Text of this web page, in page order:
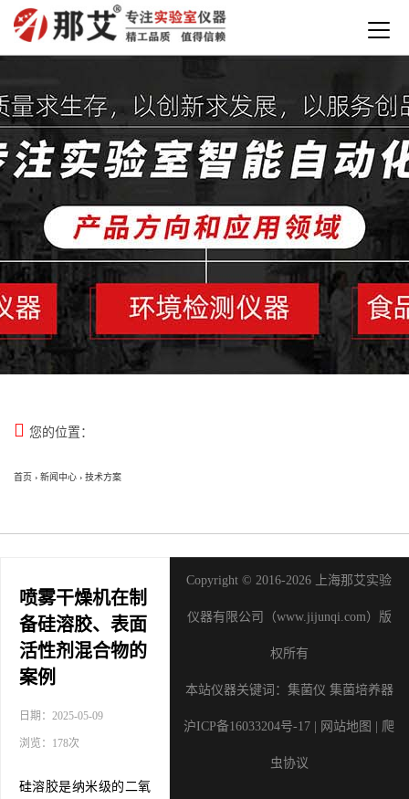
 您的位置：
首页 › 新闻中心 › 技术方案
喷雾干燥机在制
备硅溶胶、表面
活性剂混合物的
案例
日期：2025-05-09
浏览：178次
硅溶胶是纳米级的二氧
Copyright © 2016-2026 上海那艾实验
仪器有限公司（www.jijunqi.com）版
权所有
本站仪器关键词： 集菌仪 集菌培养器
沪ICP备16033204号-17 网站地图 爬
虫协议